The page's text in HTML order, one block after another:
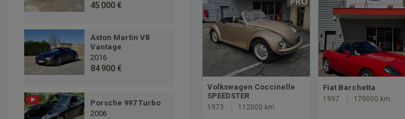
45 000 €
Aston Martin V8
Vantage
2016
84 900 €
Porsche 997 Turbo
2006
Volkswagen Coccinelle
SPEEDSTER
1973 112000 km
Fiat Barchetta
1997 170000 km